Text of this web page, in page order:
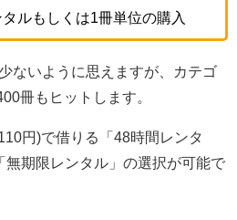
ルもしくは1冊単位の購入
ないように思えますが、カテゴ
冊もヒットします。
円)で借りる「48時間レンタ
無期限レンタル」の選択が可能で